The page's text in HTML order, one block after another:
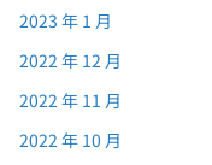
2023 年 1 月
2022 年 12 月
2022 年 11 月
2022 年 10 月